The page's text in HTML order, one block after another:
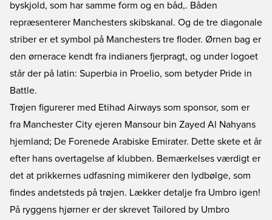
byskjold, som har samme form og en båd,. Båden
repræsenterer Manchesters skibskanal. Og de tre diagonale
striber er et symbol på Manchesters tre floder. Ørnen bag er
den ørnerace kendt fra indianers fjerpragt, og under logoet
står der på latin: Superbia in Proelio, som betyder Pride in
Battle.
Trøjen figurerer med Etihad Airways som sponsor, som er
fra Manchester City ejeren Mansour bin Zayed Al Nahyans
hjemland; De Forenede Arabiske Emirater. Dette skete et år
efter hans overtagelse af klubben. Bemærkelses værdigt er
det at prikkernes udfasning mimikerer den lydbølge, som
findes andetsteds på trøjen. Lækker detalje fra Umbro igen!
På ryggens hjørner er der skrevet Tailored by Umbro